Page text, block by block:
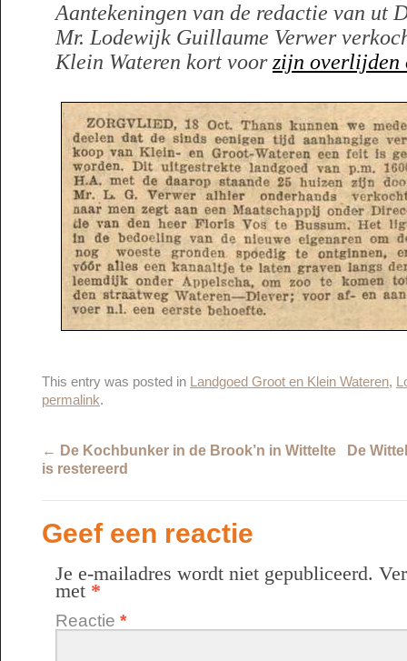
Aantekeningen van de redactie van ut
Mr. Lodewijk Guillaume Verwer
Klein Wateren kort voorzijn overlijden
This entry was posted in Landgoed Groot en Klein Wateren,
permalink.
← De Kochbunker in de Brook’n in Wittelte
is restereerd
De
Geef een reactie
Je e-mailadres wordt niet gepubliceerd.
met *
Reactie *